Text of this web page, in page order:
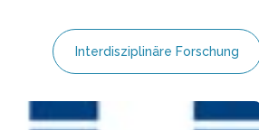
Interdisziplinäre Forschung